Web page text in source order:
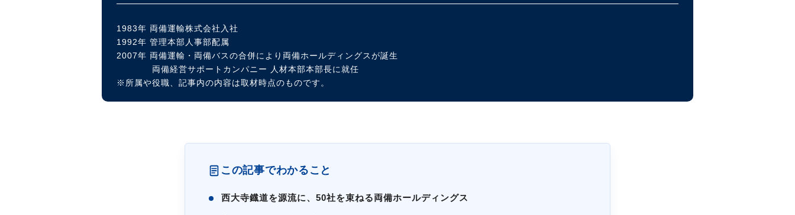
1983年 両備運輸株式会社入社
1992年 管理本部人事部配属
2007年 両備運輸・両備バスの合併により両備ホールディングスが誕生
両備経営サポートカンパニー 人材本部本部長に就任
※所属や役職、記事内の内容は取材時点のものです。
この記事でわかること
西大寺鐡道を源流に、50社を束ねる両備ホールディングス